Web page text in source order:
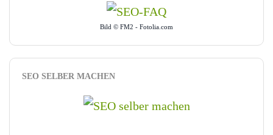
Bild © FM2 - Fotolia.com
SEO SELBER MACHEN